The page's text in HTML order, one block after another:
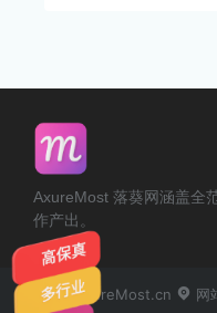
AxureMost 落葵网涵盖全
作产出。
© 2024 AxureMost.cn 网